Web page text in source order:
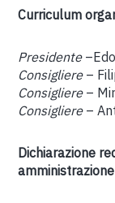
Curriculum
Presidente
Consigliere–
Consigliere–
Consigliere–
Dichiarazione